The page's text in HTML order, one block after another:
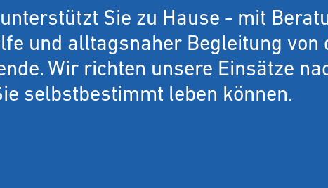
Sie zu Hause - mit
und alltagsnaher Begleitung von
Wir richten unsere Einsätze
selbstbestimmt leben können.